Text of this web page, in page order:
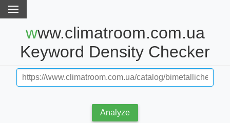
www.climatroom.com.ua
Keyword Density Checker
Analyze